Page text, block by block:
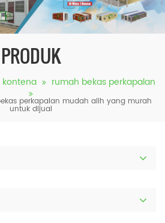
PRODUK
rumah bekas perkapalan
perkapalan mudah alih yang murah
untuk dijual